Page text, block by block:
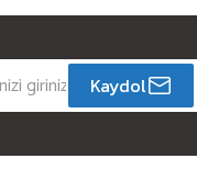
Kaydol